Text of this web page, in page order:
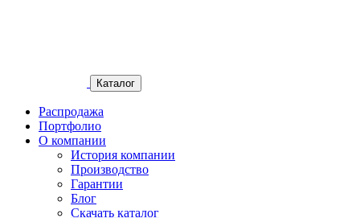
Каталог
Распродажа
Портфолио
О компании
История компании
Производство
Гарантии
Блог
Скачать каталог